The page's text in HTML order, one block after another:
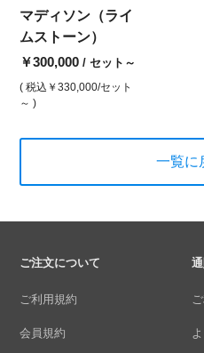
マディソン（ライ
ムストーン）
￥300,000/ セット～
( 税込 ￥330,000/セット
～ )
一覧に
ご注文について
ご利用規約
会員規約